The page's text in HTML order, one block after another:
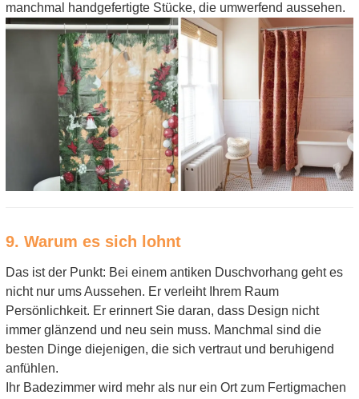
manchmal handgefertigte Stücke, die umwerfend aussehen.
9. Warum es sich lohnt
Das ist der Punkt: Bei einem antiken Duschvorhang geht es
nicht nur ums Aussehen. Er verleiht Ihrem Raum
Persönlichkeit. Er erinnert Sie daran, dass Design nicht
immer glänzend und neu sein muss. Manchmal sind die
besten Dinge diejenigen, die sich vertraut und beruhigend
anfühlen.
Ihr Badezimmer wird mehr als nur ein Ort zum Fertigmachen